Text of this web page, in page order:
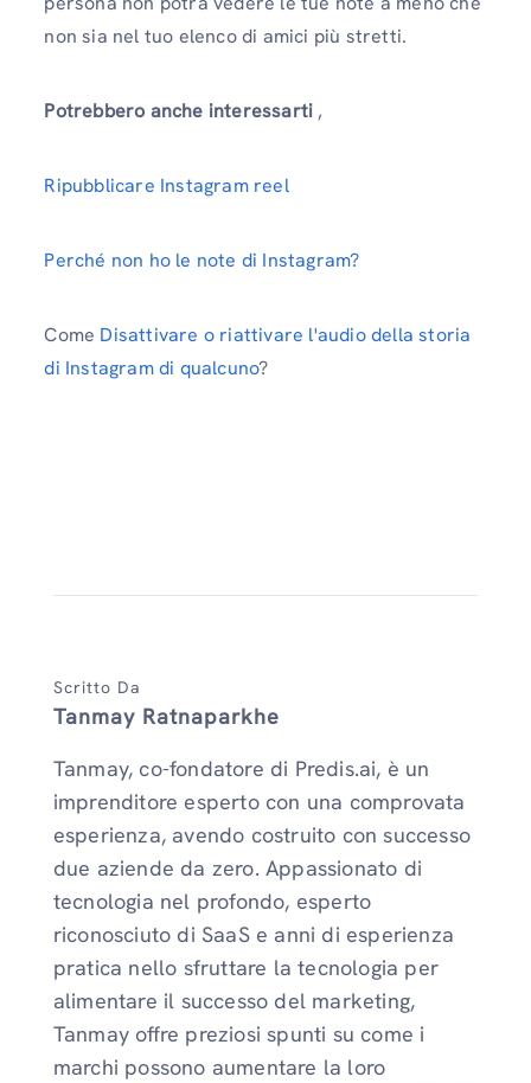
non sia nel tuo elenco di amici più stretti.
Potrebbero anche interessarti ,
Ripubblicare Instagram reel
Perché non ho le note di Instagram?
Come Disattivare o riattivare l'audio della storia
di Instagram di qualcuno?
Scritto Da
Tanmay Ratnaparkhe
Tanmay, co-fondatore di Predis.ai, è un
imprenditore esperto con una comprovata
esperienza, avendo costruito con successo
due aziende da zero. Appassionato di
tecnologia nel profondo, esperto
riconosciuto di SaaS e anni di esperienza
pratica nello sfruttare la tecnologia per
alimentare il successo del marketing,
Tanmay offre preziosi spunti su come i
marchi possono aumentare la loro